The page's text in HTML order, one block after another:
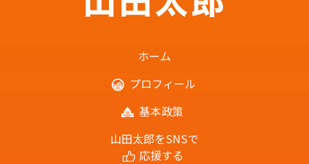
ホーム
プロフィール
基本政策
山田太郎をSNSで
応援する